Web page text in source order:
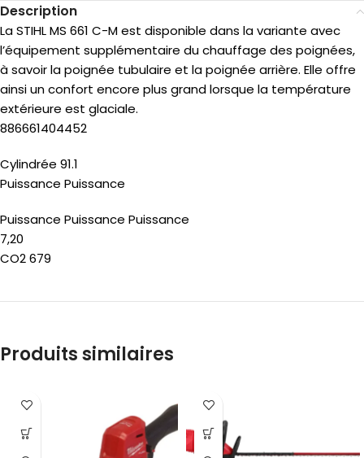
Description
La STIHL MS 661 C-M est disponible dans la variante avec
l’équipement supplémentaire du chauffage des poignées,
à savoir la poignée tubulaire et la poignée arrière. Elle offre
ainsi un confort encore plus grand lorsque la température
extérieure est glaciale.
886661404452
Cylindrée 91.1
Puissance Puissance
Puissance Puissance Puissance
7,20
CO2 679
Produits similaires